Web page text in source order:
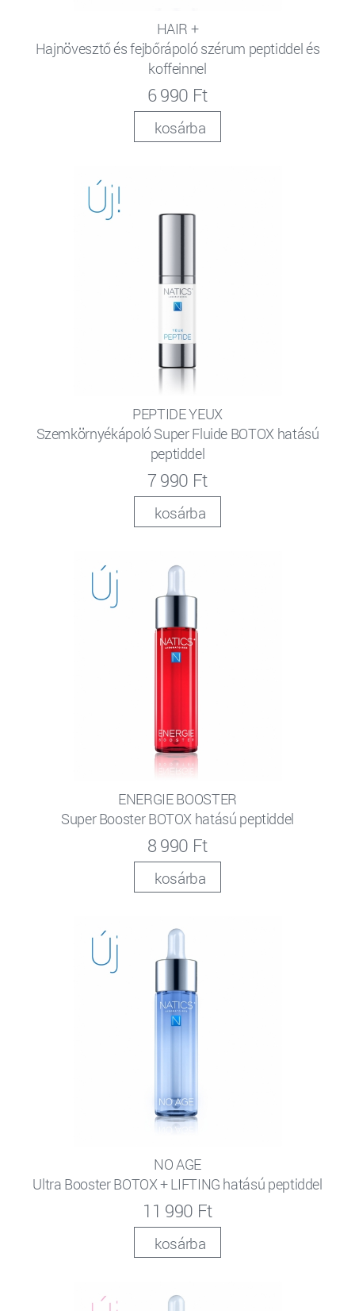
HAIR +
Hajnövesztő és fejbőrápoló szérum peptiddel és
koffeinnel
6 990 Ft
kosárba
PEPTIDE YEUX
Szemkörnyékápoló Super Fluide BOTOX hatású
peptiddel
7 990 Ft
kosárba
ENERGIE BOOSTER
Super Booster BOTOX hatású peptiddel
8 990 Ft
kosárba
NO AGE
Ultra Booster BOTOX + LIFTING hatású peptiddel
11 990 Ft
kosárba